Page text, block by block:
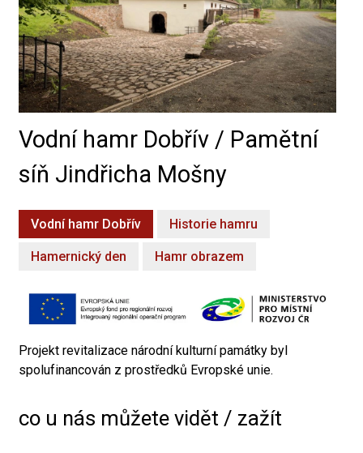
Vodní hamr Dobřív / Pamětní
síň Jindřicha Mošny
Vodní hamr Dobřív Historie hamru
Hamernický den Hamr obrazem
Projekt revitalizace národní kulturní památky byl
spolufinancován z prostředků Evropské unie.
co u nás můžete vidět / zažít